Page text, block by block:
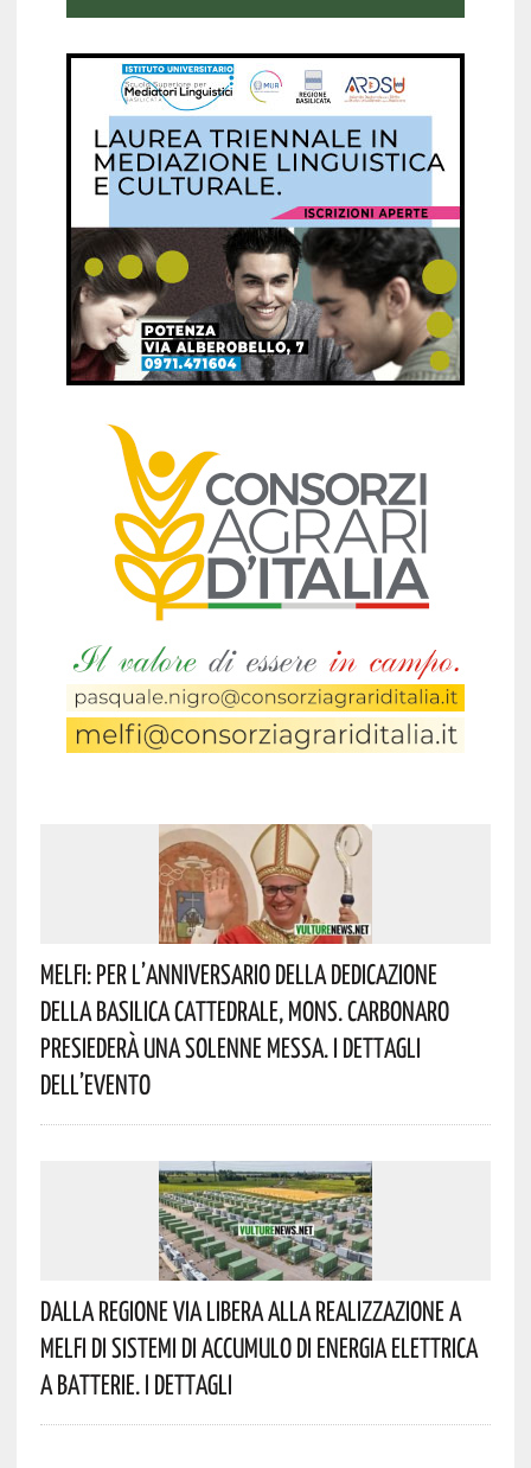
Melfi: Per L’anniversario Della Dedicazione
Della Basilica Cattedrale, Mons. Carbonaro
Presiederà Una Solenne Messa. I Dettagli
Dell’evento
Dalla Regione Via Libera Alla Realizzazione A
Melfi Di Sistemi Di Accumulo Di Energia Elettrica
A Batterie. I Dettagli